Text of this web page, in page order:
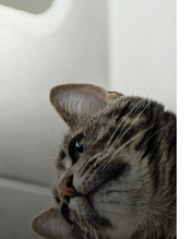
НЕДЕЛИ
И ТУТ
ЖИЗНИ
ОСОБЕННЫЙ